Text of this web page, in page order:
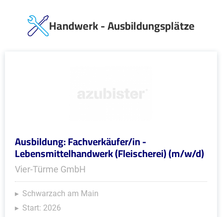
Handwerk - Ausbildungsplätze
Ausbildung: Fachverkäufer/in -
Lebensmittelhandwerk (Fleischerei) (m/w/d)
Vier-Türme GmbH
Schwarzach am Main
Start: 2026